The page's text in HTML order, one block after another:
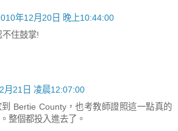
年12月20日 晚上10:44:00
住鼓掌!
月21日 凌晨12:07:00
Bertie County，也考教師證照這一點真的
整個都投入進去了。